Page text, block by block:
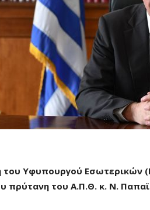
Υφυπουργού Εσωτερικών
πρύτανη του Α.Π.Θ. κ. Ν.